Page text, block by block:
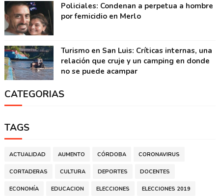
Policiales: Condenan a perpetua a hombre
por femicidio en Merlo
Turismo en San Luis: Críticas internas, una
relación que cruje y un camping en donde
no se puede acampar
CATEGORIAS
TAGS
ACTUALIDAD AUMENTO CÓRDOBA CORONAVIRUS
CORTADERAS CULTURA DEPORTES DOCENTES
ECONOMÍA EDUCACION ELECCIONES ELECCIONES 2019